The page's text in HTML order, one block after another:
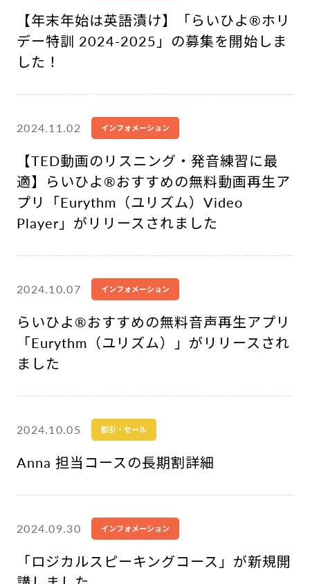
【年末年始は英語漬け】「らいひよ®︎ホリ
デー特訓 2024-2025」の募集を開始しま
した！
2024.11.02 インフォメーション
【TED動画のリスニング・発音練習に最
適】らいひよ®︎おすすめの無料動画再生ア
プリ「Eurythm（ユリズム）Video
Player」がリリースされました
2024.10.07 インフォメーション
らいひよ®︎おすすめの無料音声再生アプリ
「Eurythm（ユリズム）」がリリースされ
ました
2024.10.05 割引・セール
Anna 担当コースの長期割詳細
2024.09.30 インフォメーション
「ロジカルスピーキングコース」が新規開